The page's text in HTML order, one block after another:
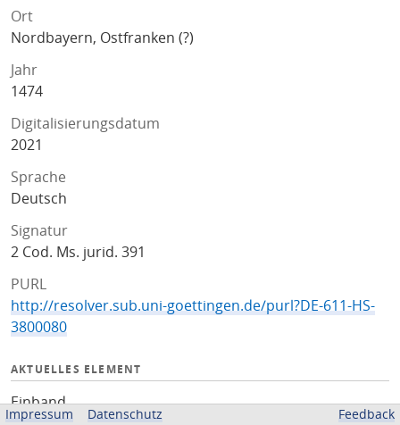
Ort
Nordbayern, Ostfranken (?)
Jahr
1474
Digitalisierungsdatum
2021
Sprache
Deutsch
Signatur
2 Cod. Ms. jurid. 391
PURL
http://resolver.sub.uni-goettingen.de/purl?DE-611-HS-
3800080
AKTUELLES ELEMENT
Einband
Impressum Datenschutz Feedback